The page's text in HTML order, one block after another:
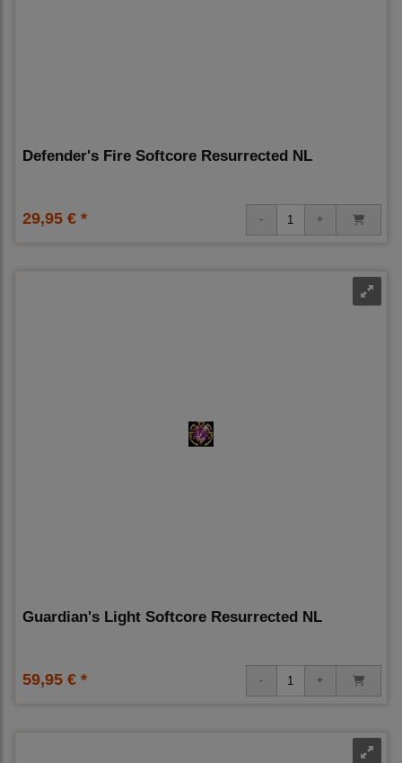
Defender's Fire Softcore Resurrected NL
29,95 € *
Guardian's Light Softcore Resurrected NL
59,95 € *